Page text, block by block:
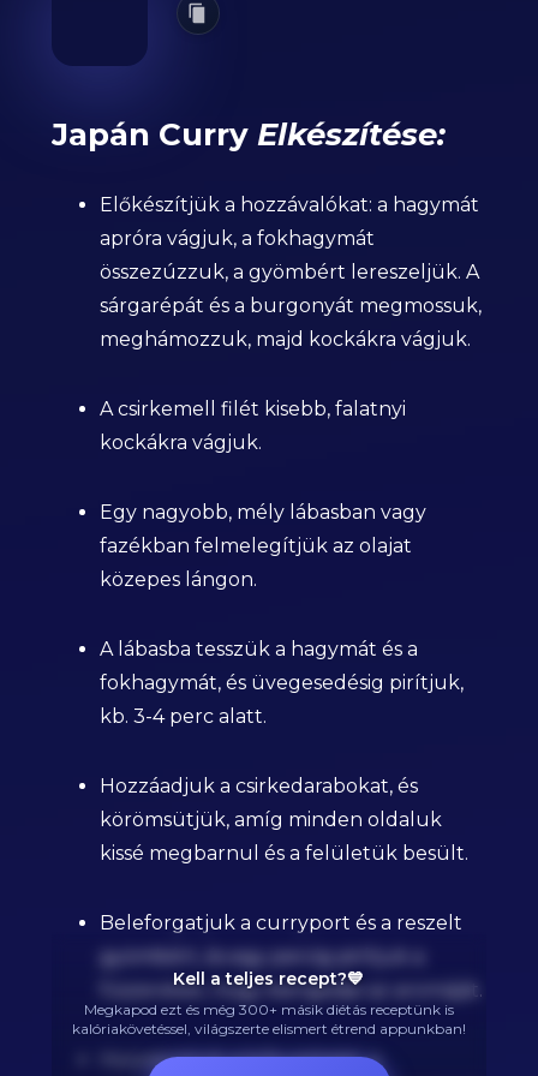
Japán Curry Elkészítése:
Előkészítjük a hozzávalókat: a hagymát
apróra vágjuk, a fokhagymát
összezúzzuk, a gyömbért lereszeljük. A
sárgarépát és a burgonyát megmossuk,
meghámozzuk, majd kockákra vágjuk.
A csirkemell filét kisebb, falatnyi
kockákra vágjuk.
Egy nagyobb, mély lábasban vagy
fazékban felmelegítjük az olajat
közepes lángon.
A lábasba tesszük a hagymát és a
fokhagymát, és üvegesedésig pirítjuk,
kb. 3-4 perc alatt.
Hozzáadjuk a csirkedarabokat, és
körömsütjük, amíg minden oldaluk
kissé megbarnul és a felületük besült.
Beleforgatjuk a curryport és a reszelt
gyömbért, és egy percig pirítjuk a
fűszereket, hogy kiengedje az aromáját.
Hozzáöntjük a kókusztejet, a
Kell a teljes recept?💙
Megkapod ezt és még 300+ másik diétás receptünk is
kalóriakövetéssel, világszerte elismert étrend appunkban!